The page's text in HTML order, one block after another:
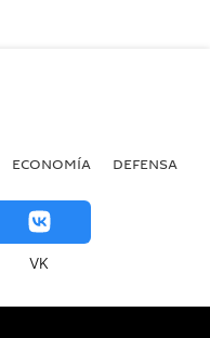
ECONOMÍA DEFENSA
VK